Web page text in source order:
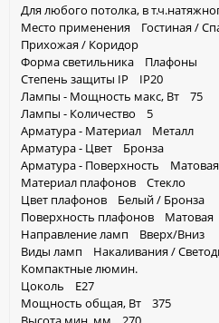
Для любого потолка, в
Место применения Гостиная /
Прихожая / Коридор
Форма светильника Плафоны
Степень защиты IP IP20
Лампы - Мощность макс, Вт 75
Лампы - Количество 5
Арматура - Материал Металл
Арматура - Цвет Бронза
Арматура - Поверхность
Материал плафонов Стекло
Цвет плафонов Белый / Бронза
Поверхность плафонов Матовая
Направление ламп Вверх/Вниз
Виды ламп Накаливания /
Компактные люмин.
Цоколь Е27
Мощность общая, Вт 375